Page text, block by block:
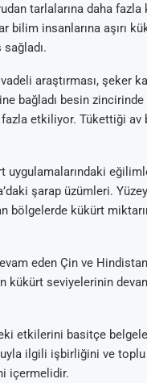
tarlalarına daha fazla
bilim insanlarına aşırı
araştırması, şeker
bağladı besin
etkiliyor. Tükettiği av
uygulamalarındaki
şarap üzümleri.
bölgelerde kükürt
eden Çin ve
kükürt seviyelerinin
etkilerini basitçe
ilgili işbirliğini ve
içermelidir.